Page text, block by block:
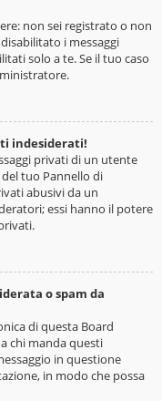
non sei registrato o non
i messaggi
solo a te. Se il tuo caso
indesiderati!
privati ​​di un utente
tuo Pannello di
​​abusivi da un
essi hanno il potere
o spam da
di questa Board
chi manda questi
in questione
in modo che possa